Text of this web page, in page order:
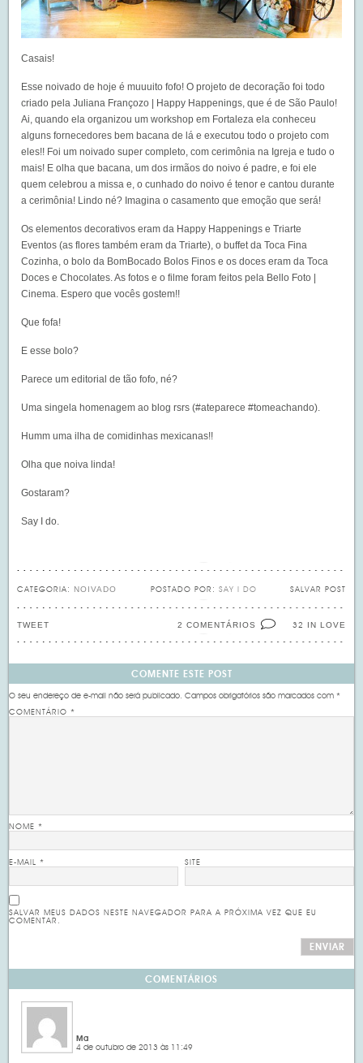
Casais!
Esse noivado de hoje é muuuito fofo! O projeto de decoração foi todo
criado pela Juliana Françozo |
Happy Happenings, que é de São Paulo!
Ai, quando ela organizou um workshop em Fortaleza ela conheceu
alguns fornecedores bem bacana de lá e executou todo o projeto com
eles!! Foi um noivado super completo, com cerimônia na Igreja e tudo o
mais! E olha que bacana, um dos irmãos do noivo é padre, e foi ele
quem celebrou a missa e, o cunhado do noivo é tenor e cantou durante
a cerimônia! Lindo né? Imagina o casamento que emoção que será!
Os elementos decorativos eram da Happy Happenings eTriarte
Eventos (as flores também eram da Triarte), o buffet daToca Fina
Cozinha, o bolo da BomBocado Bolos Finos e os doces eram daToca
Doces e Chocolates. As fotos e o filme foram feitos pela Bello Foto |
Cinema. Espero que vocês gostem!!
Que fofa!
E esse bolo?
Parece um editorial de tão fofo, né?
Uma singela homenagem ao blog rsrs (#ateparece #tomeachando).
Humm uma ilha de comidinhas mexicanas!!
Olha que noiva linda!
Gostaram?
Say I do.
CATEGORIA: NOIVADO SALVAR POST
POSTADO POR: SAY I DO
32 IN LOVE
2 COMENTÁRIOS
TWEET
COMENTE ESTE POST
O seu endereço de e-mail não será publicado. Campos obrigatórios são marcados com*
COMENTÁRIO*
NOME*
E-MAIL* SITE
SALVAR MEUS DADOS NESTE NAVEGADOR PARA A PRÓXIMA VEZ QUE EU
COMENTAR.
COMENTÁRIOS
Ma
4 de outubro de 2013 às 11:49